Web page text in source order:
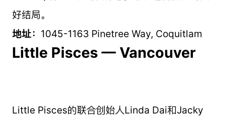
好结局。
地址： 1045-1163 Pinetree Way, Coquitlam
Little Pisces — Vancouver
Little Pisces的联合创始人Linda Dai和Jacky